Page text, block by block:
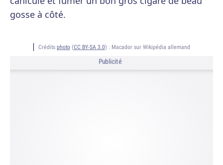
gosse à côté.
Crédits photo(CC BY-SA 3.0) : Macador sur Wikipédia allemand
Publicité